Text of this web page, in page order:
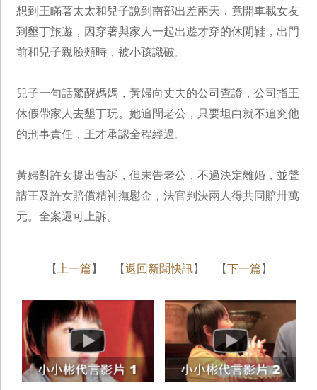
想到王瞞著太太和兒子說到南部出差兩天，竟開車載女友
到墾丁旅遊，因穿著與家人一起出遊才穿的休閒鞋，出門
前和兒子親臉頰時，被小孩識破。
兒子一句話驚醒媽媽，黃婦向丈夫的公司查證，公司指王
休假帶家人去墾丁玩。她追問老公，只要坦白就不追究他
的刑事責任，王才承認全程經過。
黃婦對許女提出告訴，但未告老公，不過決定離婚，並聲
請王及許女賠償精神撫慰金，法官判決兩人得共同賠卅萬
元。全案還可上訴。
【 上一篇 】 【返回新聞快訊】 【下一篇 】